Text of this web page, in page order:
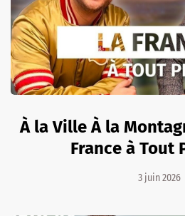
À la Ville À la
France à Tout
3 juin 2026